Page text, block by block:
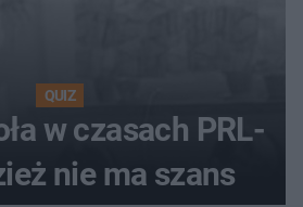
QUIZ
w czasach PRL-
nie ma szans